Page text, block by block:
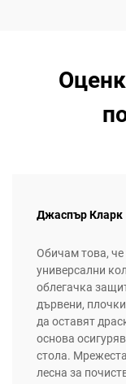
Джаспър Кларк
Обичам това, че
универсални
облегачка
дървени,
да оставят
основа
стола.
лесна за